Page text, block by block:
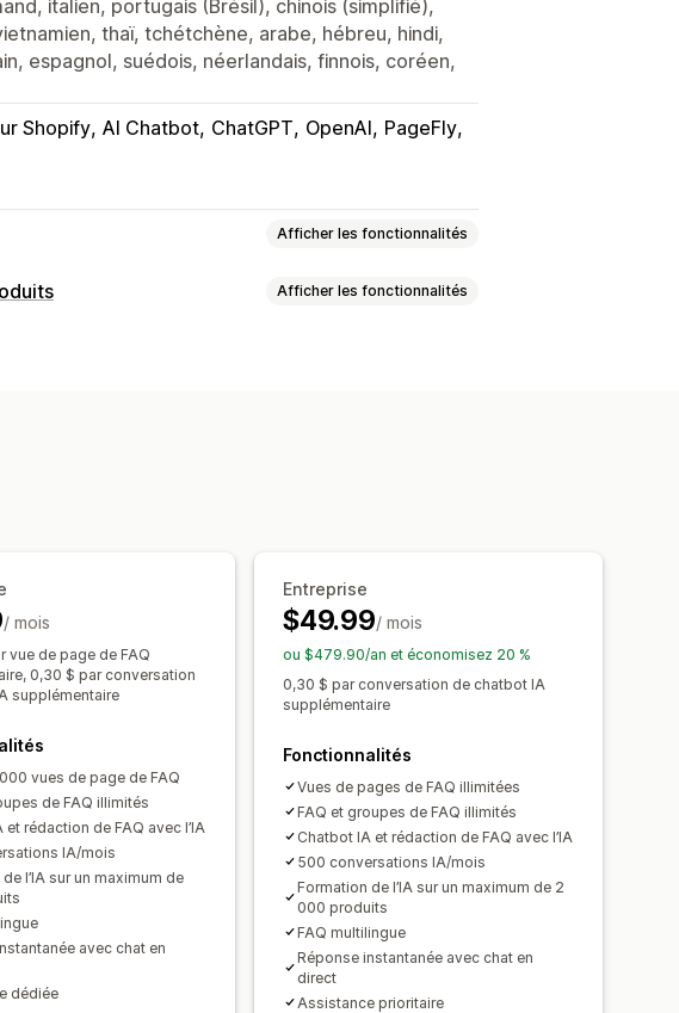
italien, portugais (Brésil), chinois (simplifié),
thaï, tchétchène, arabe, hébreu, hindi,
espagnol, suédois, néerlandais, finnois, coréen,
Shopify AI Chatbot ChatGPT OpenAI PageFly
Afficher les fonctionnalités
Afficher les fonctionnalités
/ mois
vue de page de FAQ
0,30 $ par conversation
supplémentaire
vues de page de FAQ
de FAQ illimités
et rédaction de FAQ avec l’IA
IA/mois
l’IA sur un maximum de
avec chat en
dédiée
Entreprise
$49.99/ mois
ou $479.90/an et économisez 20 %
0,30 $ par conversation de chatbot IA
supplémentaire
Fonctionnalités
Vues de pages de FAQ illimitées
FAQ et groupes de FAQ illimités
Chatbot IA et rédaction de FAQ avec l’IA
500 conversations IA/mois
Formation de l’IA sur un maximum de 2
000 produits
FAQ multilingue
Réponse instantanée avec chat en
direct
Assistance prioritaire